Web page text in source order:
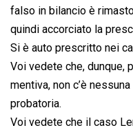
falso in bilancio è
quindi accorciato la
Si è auto prescritto nei
Voi vedete che, dunque,
mentiva, non c’è
probatoria.
Voi vedete che il caso